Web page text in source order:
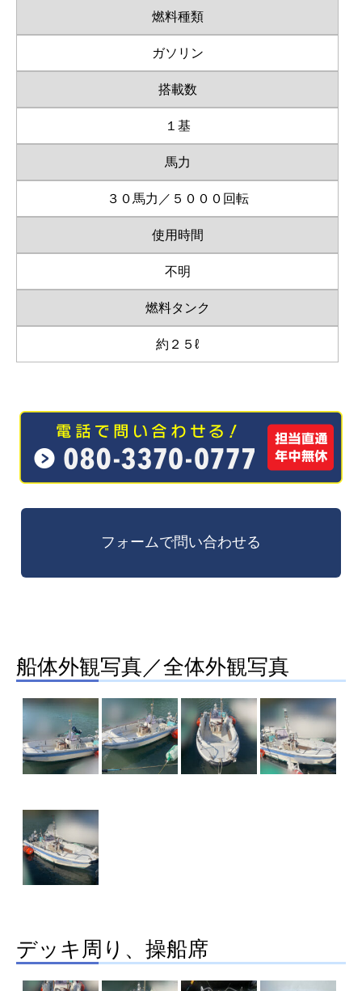
燃料種類
ガソリン
搭載数
１基
馬力
３０馬力／５０００回転
使用時間
不明
燃料タンク
約２５ℓ
船体外観写真／全体外観写真
デッキ周り、操船席